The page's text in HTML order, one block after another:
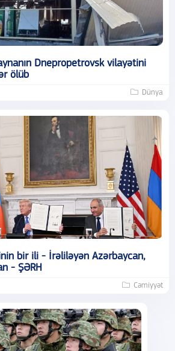
Dnepropetrovsk vilayətini
ölüb
Dünya
bir ili - İrəliləyən Azərbaycan,
- ŞƏRH
Cəmiyyət